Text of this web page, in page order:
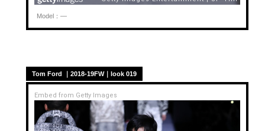
Model：—
Tom Ford ｜2018-19FW｜look 019
Embed from Getty Images